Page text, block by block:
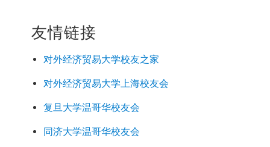
友情链接
对外经济贸易大学校友之家
对外经济贸易大学上海校友会
复旦大学温哥华校友会
同济大学温哥华校友会